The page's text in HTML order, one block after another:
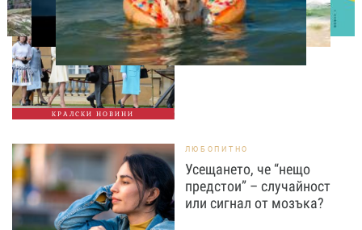
КРАЛСКИ НОВИНИ
Ново бебе в кралското
семейство
ЛЮБОПИТНО
Усещането, че “нещо
предстои” – случайност
или сигнал от мозъка?